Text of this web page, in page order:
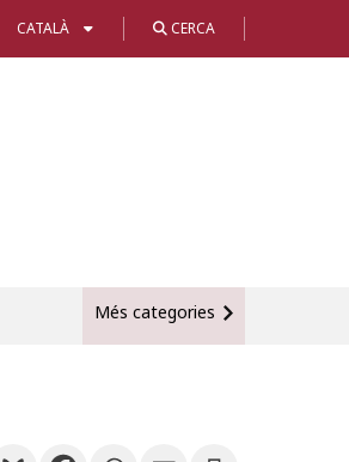
CATALÀ CERCA
Més categories